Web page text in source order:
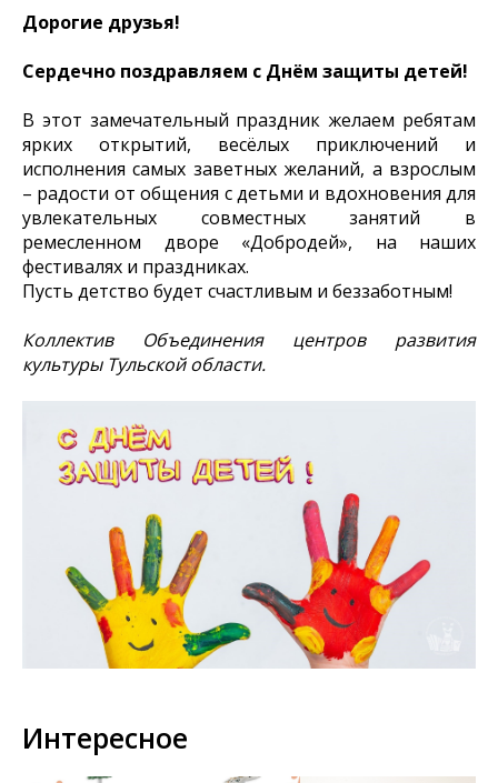
Дорогие друзья!
Сердечно поздравляем с Днём защиты детей!
В этот замечательный праздник желаем ребятам
ярких открытий, весёлых приключений и
исполнения самых заветных желаний, а взрослым
– радости от общения с детьми и вдохновения для
увлекательных совместных занятий в
ремесленном дворе «Добродей», на наших
фестивалях и праздниках.
Пусть детство будет счастливым и беззаботным!
Коллектив Объединения центров развития
культуры Тульской области.
Интересное